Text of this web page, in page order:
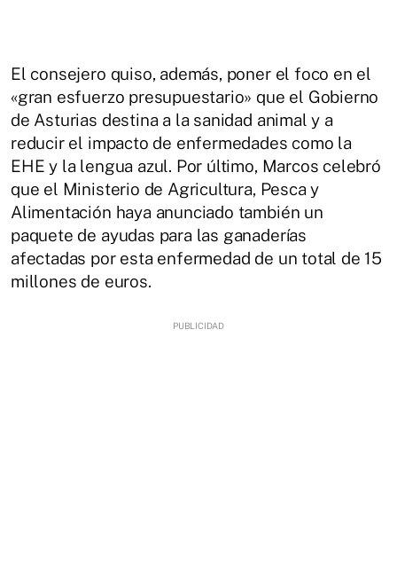
El consejero quiso, además, poner el foco en el
«gran esfuerzo presupuestario» que el Gobierno
de Asturias destina a la sanidad animal y a
reducir el impacto de enfermedades como la
EHE y la lengua azul. Por último, Marcos celebró
que el Ministerio de Agricultura, Pesca y
Alimentación haya anunciado también un
paquete de ayudas para las ganaderías
afectadas por esta enfermedad de un total de 15
millones de euros.